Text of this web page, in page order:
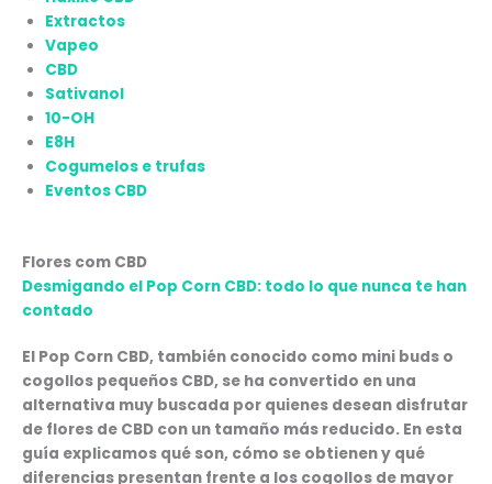
Extractos
Vapeo
CBD
Sativanol
10-OH
E8H
Cogumelos e trufas
Eventos CBD
Flores com CBD
Desmigando el Pop Corn CBD: todo lo que nunca te han
contado
El Pop Corn CBD, también conocido como mini buds o
cogollos pequeños CBD, se ha convertido en una
alternativa muy buscada por quienes desean disfrutar
de flores de CBD con un tamaño más reducido. En esta
guía explicamos qué son, cómo se obtienen y qué
diferencias presentan frente a los cogollos de mayor